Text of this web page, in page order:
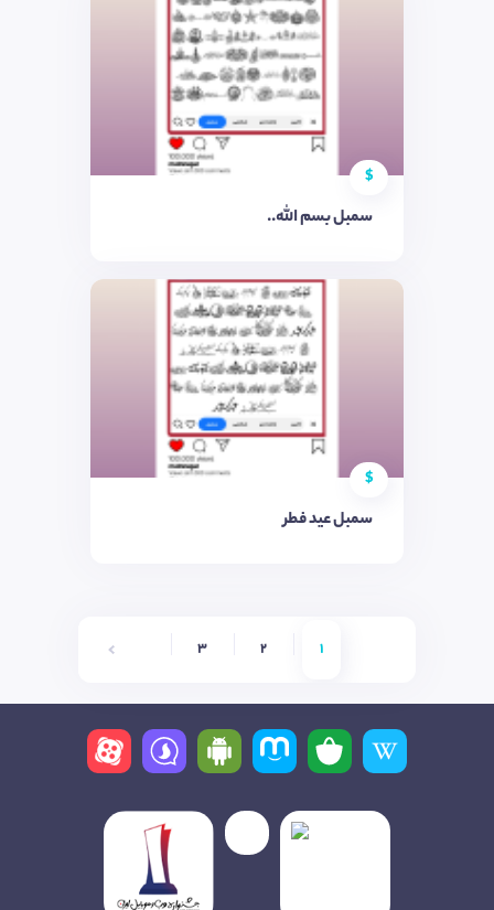
$
سمبل بسم الله..
$
سمبل عید فطر
1
2
3